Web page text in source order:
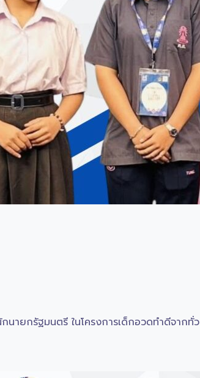
นายกรัฐมนตรี ในโครงการเด็กอวดทำดีจากทั่ว